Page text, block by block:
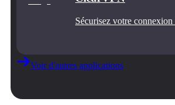
Sécurisez votre connexion
Voir d'autres applications